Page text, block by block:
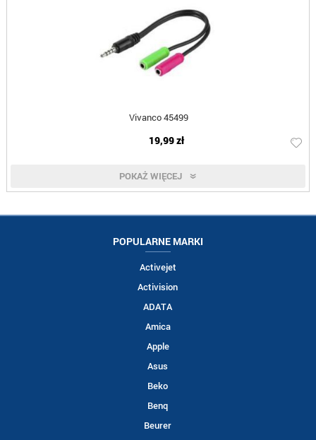
Vivanco 45499
19,99 zł
POKAŻ WIĘCEJ
POPULARNE MARKI
Activejet
Activision
ADATA
Amica
Apple
Asus
Beko
Benq
Beurer